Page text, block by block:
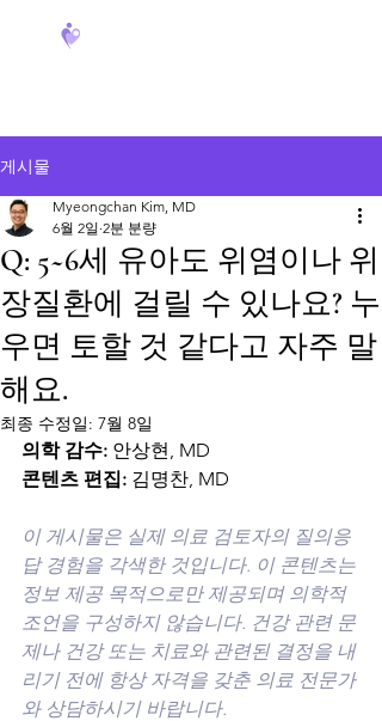
게시물
Q: 5~6세 유아도 위염이나 위
장질환에 걸릴 수 있나요? 누
우면 토할 것 같다고 자주 말
해요.
Myeongchan Kim, MD
6월 2일 2분 분량
최종 수정일: 7월 8일
의학 감수: 안상현, MD
콘텐츠 편집: 김명찬, MD
이 게시물은 실제 의료 검토자의 질의응
답 경험을 각색한 것입니다. 이 콘텐츠는
정보 제공 목적으로만 제공되며 의학적
조언을 구성하지 않습니다. 건강 관련 문
제나 건강 또는 치료와 관련된 결정을 내
리기 전에 항상 자격을 갖춘 의료 전문가
와 상담하시기 바랍니다.